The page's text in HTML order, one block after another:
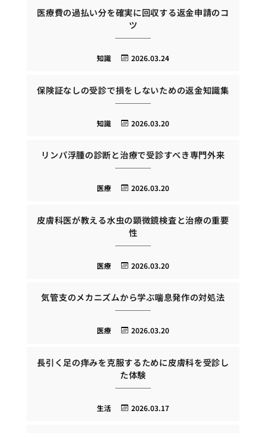
医療費の過払い分を確実に回収する返金申請のコ
ツ
2026.03.24
知識
保険証なしの受診で損をしないための返金知識集
2026.03.20
知識
リンパ浮腫の診断と治療で受診すべき専門外来
2026.03.20
医療
皮膚科医が教える水虫の顕微鏡検査と治療の重要
性
2026.03.20
医療
気管支のメカニズムから学ぶ喘息発作の対処法
2026.03.20
医療
長引く足の痒みを克服するために皮膚科を受診し
た体験
2026.03.17
生活